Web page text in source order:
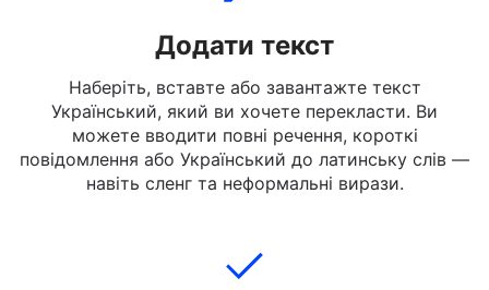
Додати текст
Наберіть, вставте або завантажте текст
Український, який ви хочете перекласти. Ви
можете вводити повні речення, короткі